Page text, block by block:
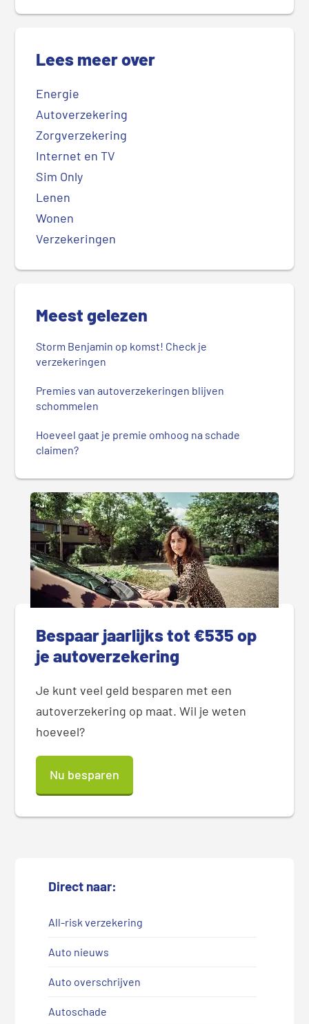
Lees meer over
Energie
Autoverzekering
Zorgverzekering
Internet en TV
Sim Only
Lenen
Wonen
Verzekeringen
Meest gelezen
Storm Benjamin op komst! Check je
verzekeringen
Premies van autoverzekeringen blijven
schommelen
Hoeveel gaat je premie omhoog na schade
claimen?
Bespaar jaarlijks tot €535 op
je autoverzekering
Je kunt veel geld besparen met een
autoverzekering op maat. Wil je weten
hoeveel?
Nu besparen
Direct naar:
All-risk verzekering
Auto nieuws
Auto overschrijven
Autoschade